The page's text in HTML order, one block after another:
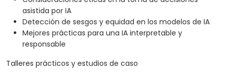
asistida por IA
Detección de sesgos y equidad en los modelos de IA
Mejores prácticas para una IA interpretable y
responsable
Talleres prácticos y estudios de caso